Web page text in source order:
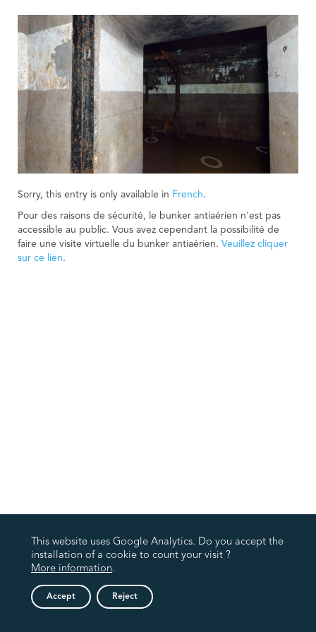
Sorry, this entry is only available in French.
Pour des raisons de sécurité, le bunker antiaérien n'est pas
accessible au public. Vous avez cependant la possibilité de
faire une visite virtuelle du bunker antiaérien. Veuillez cliquer
sur ce lien.
This website uses Google Analytics. Do you accept the
installation of a cookie to count your visit ?
More information.
Accept Reject